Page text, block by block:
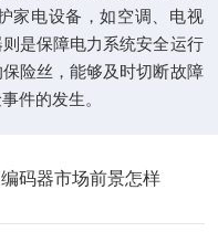
家电设备，如空调、电视
是保障电力系统安全运行
险丝，能够及时切断故障
件的发生。
码器市场前景怎样